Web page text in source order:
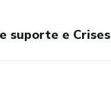
e Manejo
agressivas,
suporte e